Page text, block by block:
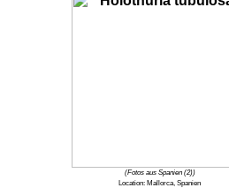
(Fotos aus Spanien (2))
Location: Mallorca, Spanien